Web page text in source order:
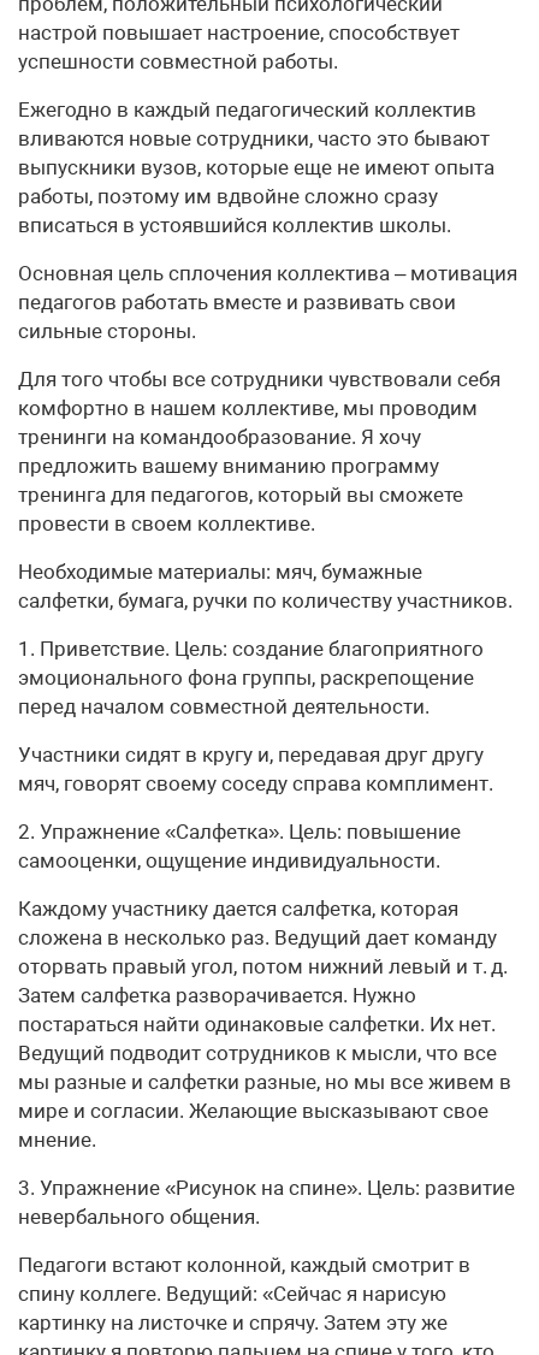
настрой повышает настроение, способствует
успешности совместной работы.
Ежегодно в каждый педагогический коллектив
вливаются новые сотрудники, часто это бывают
выпускники вузов, которые еще не имеют опыта
работы, поэтому им вдвойне сложно сразу
вписаться в устоявшийся коллектив школы.
Основная цель сплочения коллектива – мотивация
педагогов работать вместе и развивать свои
сильные стороны.
Для того чтобы все сотрудники чувствовали себя
комфортно в нашем коллективе, мы проводим
тренинги на командо­образование. Я хочу
предложить вашему вниманию программу
тренинга для педагогов, который вы сможете
провести в своем коллективе.
Необходимые материалы: мяч, бумажные
салфетки, бумага, ручки по количеству участников.
1. Приветствие. Цель: создание благоприятного
эмоционального фона группы, раскрепощение
перед началом совместной деятельности.
Участники сидят в кругу и, передавая друг другу
мяч, говорят своему соседу справа комплимент.
2. Упражнение «Салфетка». Цель: повышение
самооценки, ощущение индивидуальности.
Каждому участнику дается салфетка, которая
сложена в несколько раз. Ведущий дает команду
оторвать правый угол, потом нижний левый и т. д.
Затем салфетка разворачивается. Нужно
постараться найти одинаковые салфетки. Их нет.
Ведущий подводит сотрудников к мысли, что все
мы разные и салфетки разные, но мы все живем в
мире и согласии. Желающие высказывают свое
мнение.
3. Упражнение «Рисунок на спине». Цель: развитие
невербального общения.
Педагоги встают колонной, каждый смотрит в
спину коллеге. Ведущий: «Сейчас я нарисую
картинку на листочке и спрячу. Затем эту же